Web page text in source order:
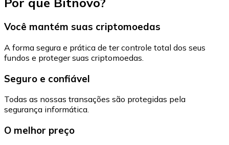
Você mantém suas criptomoedas
A forma segura e prática de ter controle total dos seus
fundos e proteger suas criptomoedas.
Seguro e confiável
Todas as nossas transações são protegidas pela
segurança informática.
O melhor preço